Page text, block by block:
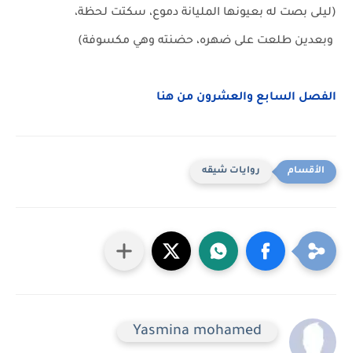
(ليلى بصت له بعيونها المليانة دموع، سكتت لحظة،
وبعدين طلعت على ضهره، حضنته وهي مكسوفة)
الفصل السابع والعشرون من هنا
روايات شيقه
Yasmina mohamed